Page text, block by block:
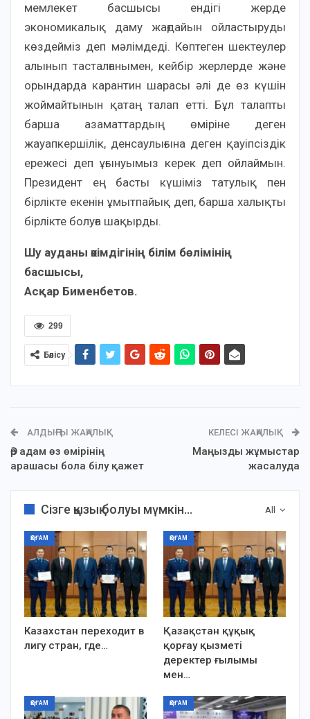
мемлекет басшысы ендігі жерде
экономикалық даму жағдайын ойластыруды
көздейміз деп мәлімдеді. Көптеген шектеулер
алынып тасталғанымен, кейбір жерлерде және
орындарда карантин шарасы әлі де өз күшін
жоймайтынын қатаң талап етті. Бұл талапты
барша азаматтардың өміріне деген
жауапкершілік, денсаулығына деген қауіпсіздік
ережесі деп ұғынуымыз керек деп ойлаймын.
Президент ең басты күшіміз татулық пен
бірлікте екенін ұмытпайық деп, барша халықты
бірлікте болуға шақырды.
Шу ауданы әкімдігінің білім бөлімінің
басшысы,
Асқар Бименбетов.
299
Бөлісу
АЛДЫҢҒЫ ЖАҢАЛЫҚ
Әр адам өз өмірінің
арашасы бола білу қажет
КЕЛЕСІ ЖАҢАЛЫҚ
Маңызды жұмыстар
жасалуда
All
Сізге қызық болуы мүмкін...
ҚОҒАМ
Казахстан переходит в
лигу стран, где…
ҚОҒАМ
Қазақстан құқық
қорғау қызметі
деректер ғылымы
мен…
ҚОҒАМ ҚОҒАМ